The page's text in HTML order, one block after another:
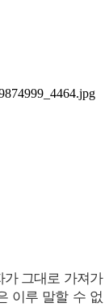
가 그대로 가져가
이루 말할 수 없